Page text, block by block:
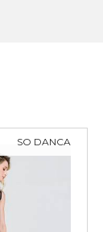
SO DANCA